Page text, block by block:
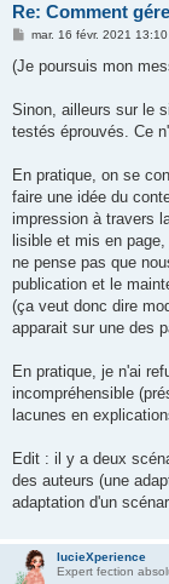
Re: Comment
M
s
g
mar. 16 févr. 2021 13:10
(Je poursuis mon
Sinon, ailleurs sur le
testés éprouvés. Ce
En pratique, on se
faire une idée du
impression à travers
lisible et mis en
ne pense pas que
publication et le
(ça veut donc dire
apparait sur une des
En pratique, je n'ai
incompréhensible
lacunes en
Edit : il y a deux
des auteurs (une
adaptation d'un
lucieXperience
Expert fection